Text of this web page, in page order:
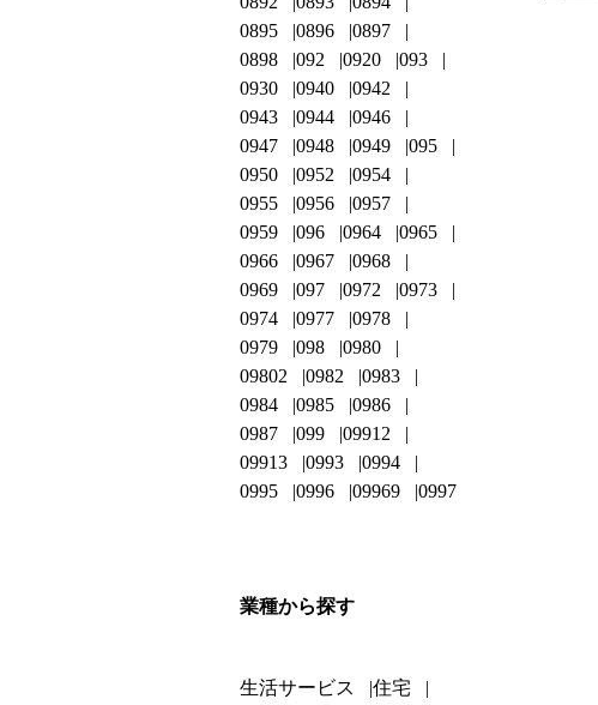
0895
0896
0897
0898
092 0920
093
0930
0940
0942
0943
0944
0946
0947
0948 0949
095
0950
0952
0954
0955
0956
0957
0959
096 0964
0965
0966
0967
0968
0969
097 0972
0973
0974
0977
0978
0979
098
0980
09802
0982
0983
0984
0985
0986
0987
099
09912
09913
0993
0994
0995
0996 09969 0997
業種から探す
生活サービス 住宅